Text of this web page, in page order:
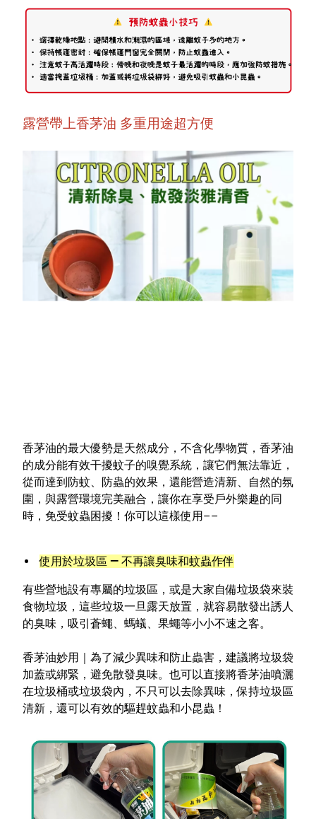
Youtube
露營帶上香茅油 多重用途超方便
香茅油的最大優勢是天然成分，不含化學物質，香茅油
的成分能有效干擾蚊子的嗅覺系統，讓它們無法靠近，
從而達到防蚊、防蟲的效果，還能營造清新、自然的氛
圍，與露營環境完美融合，讓你在享受戶外樂趣的同
時，免受蚊蟲困擾！你可以這樣使用––
使用於垃圾區 — 不再讓臭味和蚊蟲作伴
有些營地設有專屬的垃圾區，或是大家自備垃圾袋來裝
食物垃圾，這些垃圾一旦露天放置，就容易散發出誘人
的臭味，吸引蒼蠅、螞蟻、果蠅等小小不速之客。
香茅油妙用｜ 為了減少異味和防止蟲害，建議將垃圾袋
加蓋或綁緊 ，避免散發臭味。也可以直接將香茅油噴灑
在垃圾桶或垃圾袋內 ，不只可以去除異味 ，保持垃圾區
清新 ，還可以有效的驅趕蚊蟲和小昆蟲 ！